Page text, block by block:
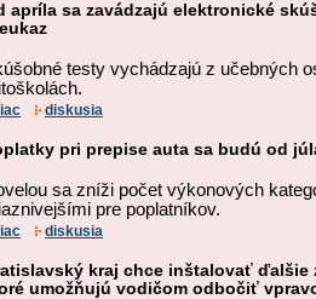
apríla sa zavádzajú elektronické
testy vychádzajú z učebných
diskusia
pri prepise auta sa budú od
sa zníži počet výkonových
pre poplatníkov.
diskusia
kraj chce inštalovať ďalšie
umožňujú vodičom odbočiť